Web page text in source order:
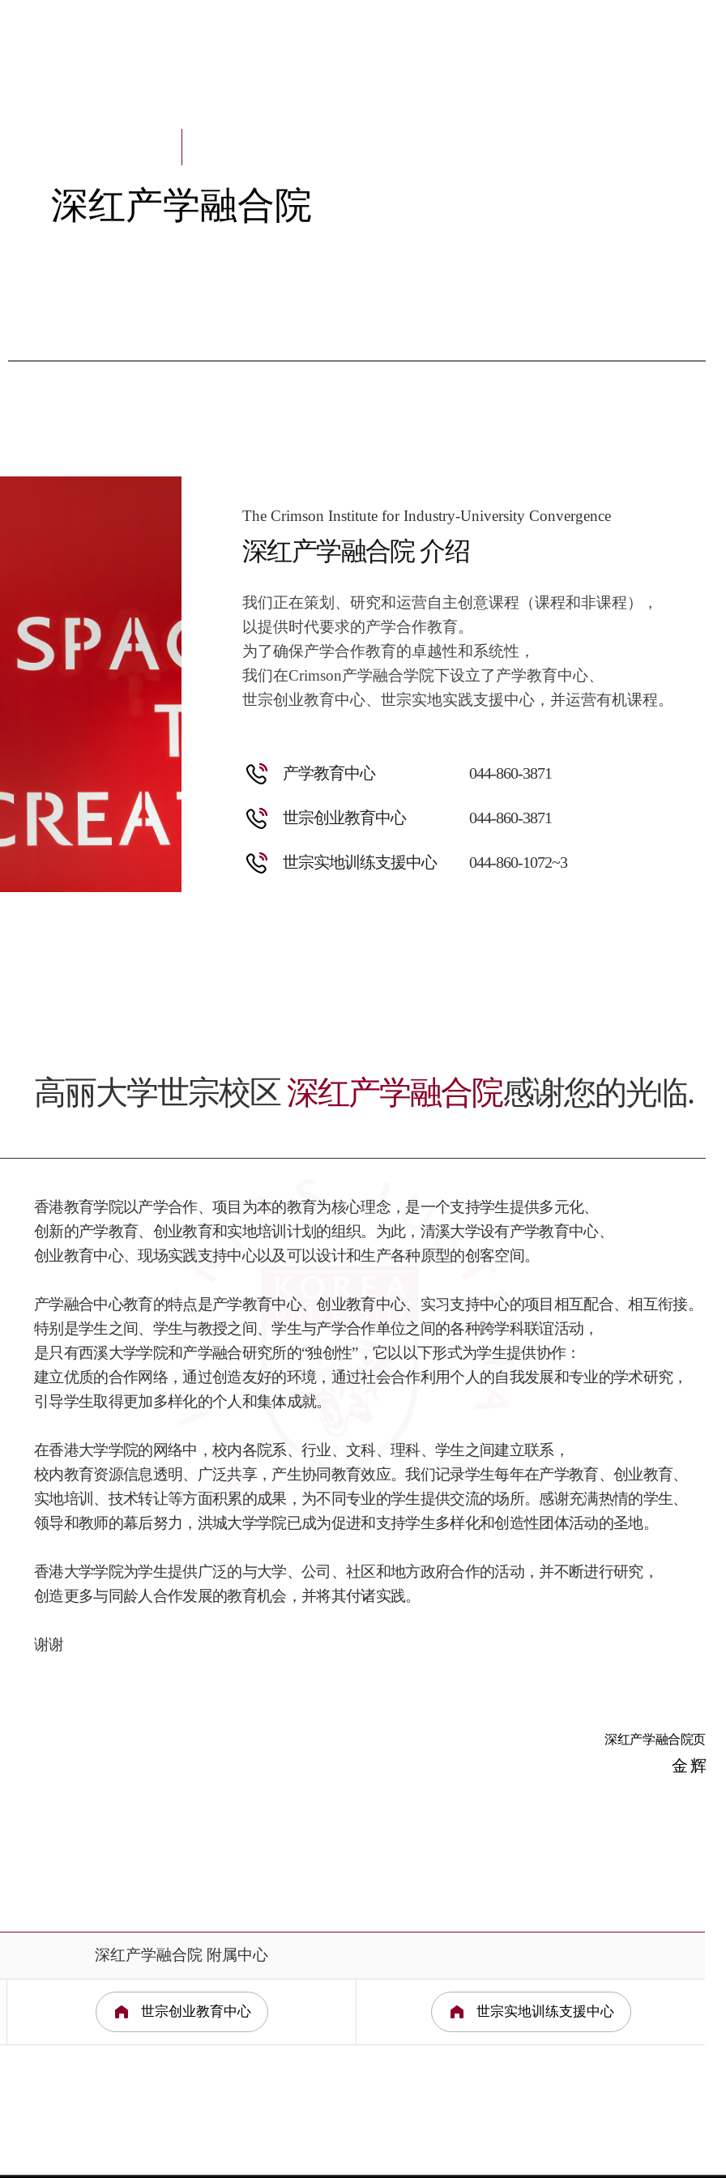
深红产学融合院
The Crimson Institute for Industry-University Convergence
深红产学融合院 介绍
我们正在策划、研究和运营自主创意课程（课程和非课程），
以提供时代要求的产学合作教育。
为了确保产学合作教育的卓越性和系统性，
我们在Crimson产学融合学院下设立了产学教育中心、
世宗创业教育中心、世宗实地实践支援中心，并运营有机课程。
产学教育中心 044-860-3871
世宗创业教育中心 044-860-3871
世宗实地训练支援中心 044-860-1072~3
高丽大学世宗校区 深红产学融合院感谢您的光临.
香港教育学院以产学合作、项目为本的教育为核心理念，是一个支持学生提供多元化、
创新的产学教育、创业教育和实地培训计划的组织。为此，清溪大学设有产学教育中心、
创业教育中心、现场实践支持中心以及可以设计和生产各种原型的创客空间。
产学融合中心教育的特点是产学教育中心、创业教育中心、实习支持中心的项目相互配合、相互衔接。
特别是学生之间、学生与教授之间、学生与产学合作单位之间的各种跨学科联谊活动，
是只有西溪大学学院和产学融合研究所的“独创性”，它以以下形式为学生提供协作：
建立优质的合作网络，通过创造友好的环境，通过社会合作利用个人的自我发展和专业的学术研究，
引导学生取得更加多样化的个人和集体成就。
在香港大学学院的网络中，校内各院系、行业、文科、理科、学生之间建立联系，
校内教育资源信息透明、广泛共享，产生协同教育效应。我们记录学生每年在产学教育、创业教育、
实地培训、技术转让等方面积累的成果，为不同专业的学生提供交流的场所。感谢充满热情的学生、
领导和教师的幕后努力，洪城大学学院已成为促进和支持学生多样化和创造性团体活动的圣地。
香港大学学院为学生提供广泛的与大学、公司、社区和地方政府合作的活动，并不断进行研究，
创造更多与同龄人合作发展的教育机会，并将其付诸实践。
谢谢
深红产学融合院页
金 辉
深红产学融合院 附属中心
世宗创业教育中心 世宗实地训练支援中心